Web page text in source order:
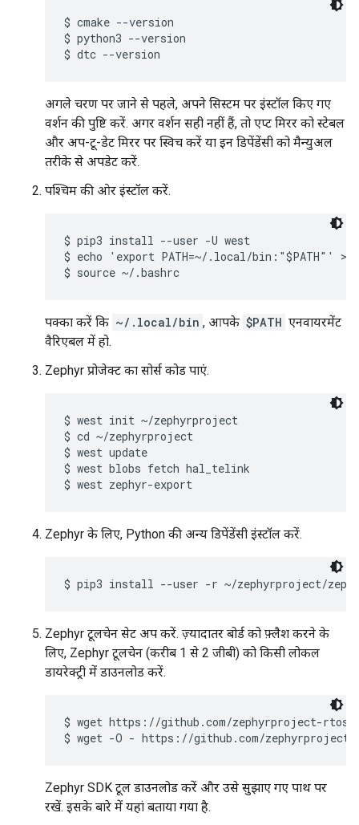
$ cmake --version
$ python3 --version
अगले चरण पर जाने से पहले, अपने सिस्टम पर इंस्टॉल किए गए
वर्शन की पुष्टि करें. अगर वर्शन सही नहीं हैं, तो एप्ट मिरर को स्टेबल
और अप-टू-डेट मिरर पर स्विच करें या इन डिपेंडेंसी को मैन्युअल
तरीके से अपडेट करें.
पश्चिम की ओर इंस्टॉल करें.
$ pip3 install --user -U west
$ echo 'export PATH=~/.local/bin:"$PATH"' >>
पक्का करें कि ~/.local/bin , आपके $PATH एनवायरमेंट
वैरिएबल में हो.
Zephyr प्रोजेक्ट का सोर्स कोड पाएं.
$ west init ~/zephyrproject
$ cd ~/zephyrproject
$ west update
$ west blobs fetch hal_telink
Zephyr के लिए, Python की अन्य डिपेंडेंसी इंस्टॉल करें.
Zephyr टूलचेन सेट अप करें. ज़्यादातर बोर्ड को फ़्लैश करने के
लिए, Zephyr टूलचेन (करीब 1 से 2 जीबी) को किसी लोकल
डायरेक्ट्री में डाउनलोड करें.
$ wget https://github.com/zephyrproject-rtos/
Zephyr SDK टूल डाउनलोड करें और उसे सुझाए गए पाथ पर
रखें. इसके बारे में यहां बताया गया है.